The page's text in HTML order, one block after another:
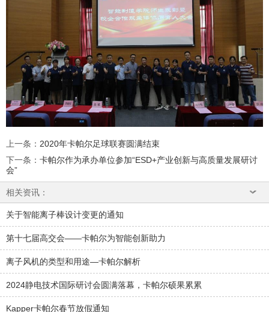
上一条 ： 2020年卡帕尔足球联赛圆满结束
下一条 ： 卡帕尔作为承办单位参加“ESD+产业创新与高质量发展研讨
会”
相关资讯：
关于智能离子棒设计变更的通知
第十七届高交会——卡帕尔为智能创新助力
离子风机的类型和用途—卡帕尔解析
2024静电技术国际研讨会圆满落幕，卡帕尔硕果累累
Kapper卡帕尔春节放假通知